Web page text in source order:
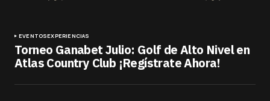
EVENTOSEXPERIENCIAS
Torneo Ganabet Julio: Golf de Alto Nivel en
Atlas Country Club ¡Regístrate Ahora!